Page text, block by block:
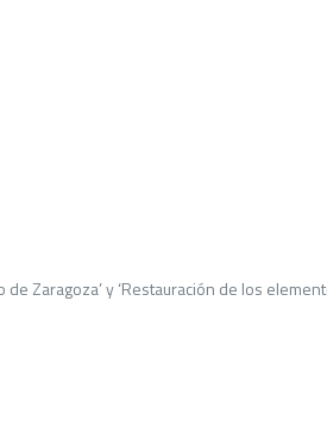
Zaragoza’ y ‘Restauración de los